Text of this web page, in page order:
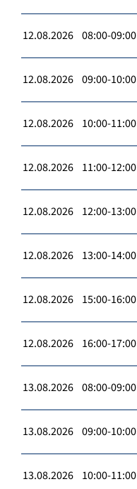
12.08.2026 08:00-09:00
12.08.2026 09:00-10:00
12.08.2026 10:00-11:00
12.08.2026 11:00-12:00
12.08.2026 12:00-13:00
12.08.2026 13:00-14:00
12.08.2026 15:00-16:00
12.08.2026 16:00-17:00
13.08.2026 08:00-09:00
13.08.2026 09:00-10:00
13.08.2026 10:00-11:00